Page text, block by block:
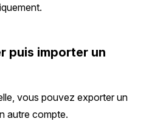
puis importer un
vous pouvez exporter un
autre compte.